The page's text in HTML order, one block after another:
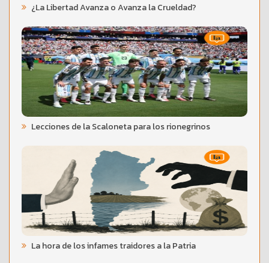
¿La Libertad Avanza o Avanza la Crueldad?
Lecciones de la Scaloneta para los rionegrinos
La hora de los infames traidores a la Patria